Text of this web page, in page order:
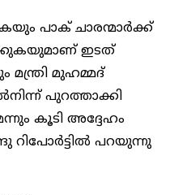
പാക് ചാരന്മാർക്ക്
ഇടത്
മന്ത്രി മുഹമ്മദ്
പുറത്താക്കി
കൂടി അദ്ദേഹം
റിപോർട്ടിൽ പറയുന്നു